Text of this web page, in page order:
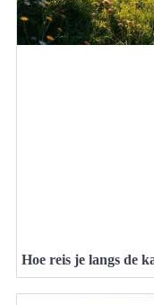
Hoe reis je langs de